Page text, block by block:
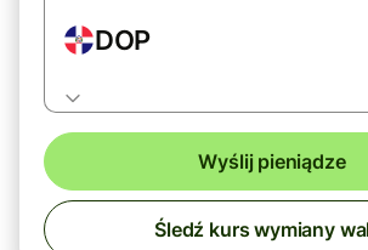
DOP
Wyślij pieniądze
Śledź kurs wymiany